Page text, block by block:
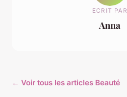
ECRIT PAR
Anna
← Voir tous les articles Beauté